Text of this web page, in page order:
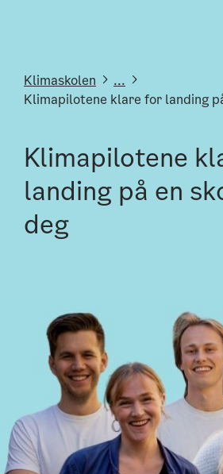
Klimaskolen
...
Klimapilotene klare for landing
Klimapilotene
landing på en
deg